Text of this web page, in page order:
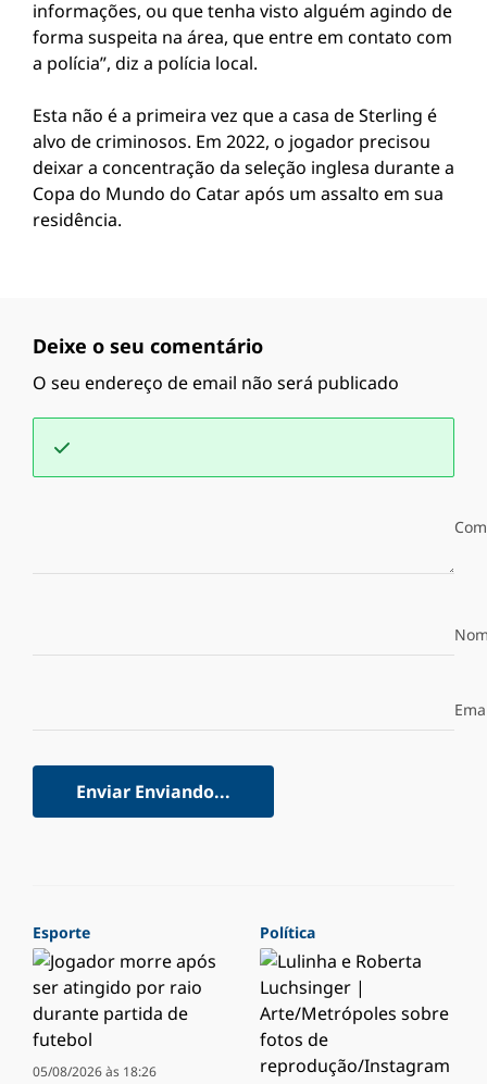
informações, ou que tenha visto alguém agindo de
forma suspeita na área, que entre em contato com
a polícia”, diz a polícia local.
Esta não é a primeira vez que a casa de Sterling é
alvo de criminosos. Em 2022, o jogador precisou
deixar a concentração da seleção inglesa durante a
Copa do Mundo do Catar após um assalto em sua
residência.
Deixe o seu comentário
O seu endereço de email não será publicado
Enviar Enviando...
Esporte
05/08/2026 às 18:26
Política